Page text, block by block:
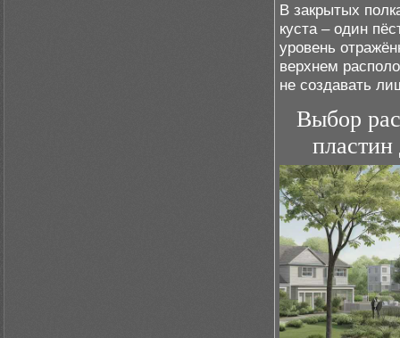
В закрытых
куста – один
уровень
верхнем
не создавать
Выбор
пластин